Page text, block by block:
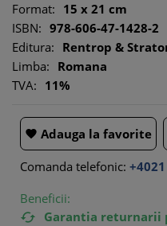
Format: 15 x 21 cm
ISBN: 978-606-47-1428-2
Editura: Rentrop &
Limba: Romana
TVA: 11%
 Adauga la favorite
Comanda telefonic:
Beneficii:
 Garantia returnarii